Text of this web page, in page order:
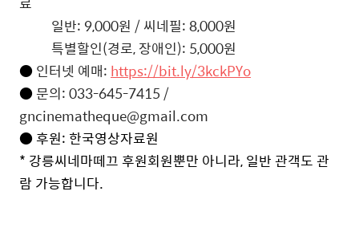
일반: 9,000원 / 씨네필: 8,000원
특별할인(경로, 장애인): 5,000원
●인터넷 예매: https://bit.ly/3kckPYo
●문의: 033-645-7415 /
gncinematheque@gmail.com
●후원: 한국영상자료원
* 강릉씨네마떼끄 후원회원뿐만 아니라, 일반 관객도 관
람 가능합니다.